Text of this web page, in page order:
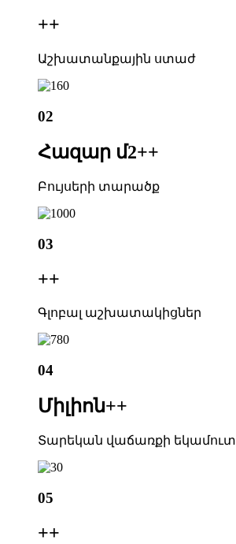
++
Աշխատանքային ստաժ
02
Հազար մ2++
Բույսերի տարածք
03
++
Գլոբալ աշխատակիցներ
04
Միլիոն++
Տարեկան վաճառքի եկամուտ
05
++